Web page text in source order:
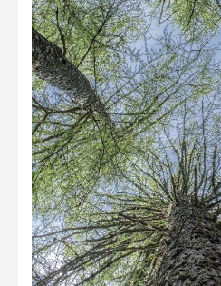
Hiisien kuvakilpailu 2023
2023 kuvakilpailu lisä
Liikkuvat kuvat 2023
Hiite kuvavõistlus 2022
Hiite kuvavõistlus 2022 lisa
Liikkuvat kuvat 2022
Hiite kuvavõistlus 2021
Liikkuvat kuvat 2021
Hiite kuvavõistlus 2020